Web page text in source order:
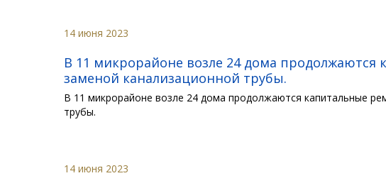
14 июня 2023
В 11 микрорайоне возле 24 дома продолжаются
заменой канализационной трубы.
В 11 микрорайоне возле 24 дома продолжаются капитальные
трубы.
14 июня 2023